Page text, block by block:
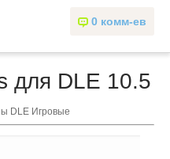
0 комм-ев
для DLE 10.5
DLE Игровые